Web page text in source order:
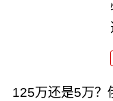
125万还是5万？